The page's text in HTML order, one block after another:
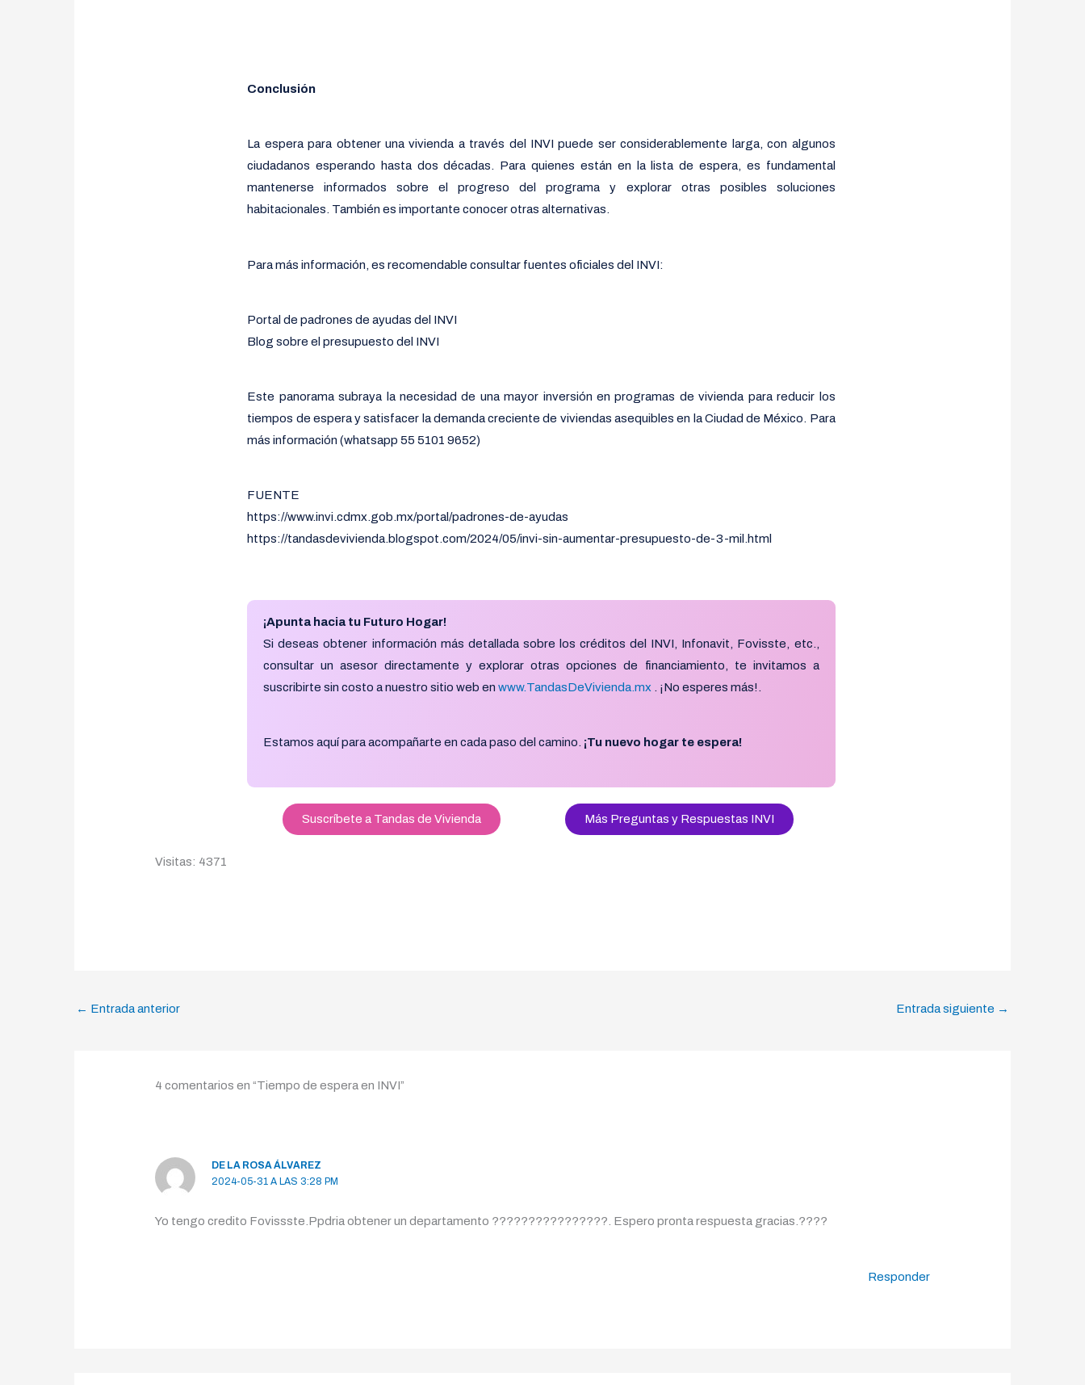
Conclusión
La espera para obtener una vivienda a través del INVI puede ser considerablemente larga, con algunos
ciudadanos esperando hasta dos décadas. Para quienes están en la lista de espera, es fundamental
mantenerse informados sobre el progreso del programa y explorar otras posibles soluciones
habitacionales. También es importante conocer otras alternativas.
Para más información, es recomendable consultar fuentes oficiales del INVI:
Portal de padrones de ayudas del INVI
Blog sobre el presupuesto del INVI
Este panorama subraya la necesidad de una mayor inversión en programas de vivienda para reducir los
tiempos de espera y satisfacer la demanda creciente de viviendas asequibles en la Ciudad de México. Para
más información (whatsapp 55 5101 9652)
FUENTE
https://www.invi.cdmx.gob.mx/portal/padrones-de-ayudas
https://tandasdevivienda.blogspot.com/2024/05/invi-sin-aumentar-presupuesto-de-3-mil.html
¡Apunta hacia tu Futuro Hogar!
Si deseas obtener información más detallada sobre los créditos del INVI, Infonavit, Fovisste, etc.,
consultar un asesor directamente y explorar otras opciones de financiamiento, te invitamos a
suscribirte sin costo a nuestro sitio web enwww.TandasDeVivienda.mx . ¡No esperes más!.
Estamos aquí para acompañarte en cada paso del camino. ¡Tu nuevo hogar te espera!
Suscríbete a Tandas de Vivienda Más Preguntas y Respuestas INVI
Visitas: 4371
← Entrada anterior Entrada siguiente →
4 comentarios en “Tiempo de espera en INVI”
DE LA ROSA ÁLVAREZ
2024-05-31 A LAS 3:28 PM
Yo tengo credito Fovissste.Ppdria obtener un departamento ????????????????. Espero pronta respuesta gracias.????
Responder